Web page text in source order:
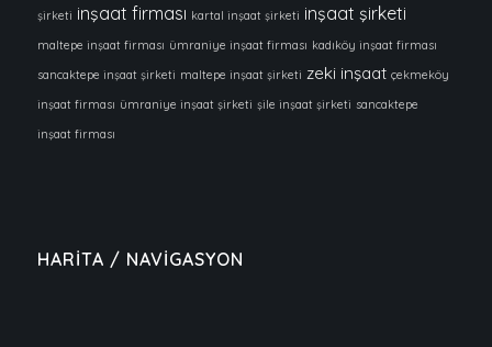
şirketi inşaat firması kartal inşaat şirketi inşaat şirketi
maltepe inşaat firması ümraniye inşaat firması kadıköy inşaat firması
sancaktepe inşaat şirketi maltepe inşaat şirketi zeki inşaat çekmeköy
inşaat firması ümraniye inşaat şirketi şile inşaat şirketi sancaktepe
inşaat firması
HARİTA / NAVİGASYON